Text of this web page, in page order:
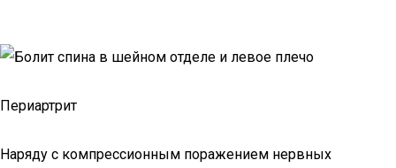
Периартрит
Наряду с компрессионным поражением нервных